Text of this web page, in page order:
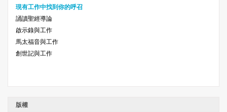
現有工作中找到你的呼召
誦讀聖經導論
啟示錄與工作
馬太福音與工作
創世記與工作
版權